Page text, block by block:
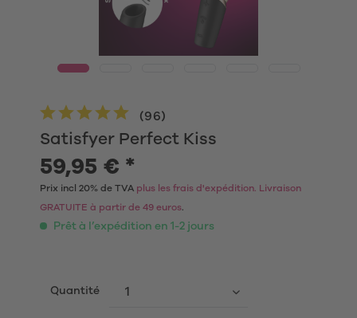
Satisfyer Perfect Kiss
(96)
59,95 € *
Prix incl 20% de TVA plus les frais d'expédition. Livraison
GRATUITE à partir de 49 euros.
Prêt à l’expédition en 1-2 jours
Quantité